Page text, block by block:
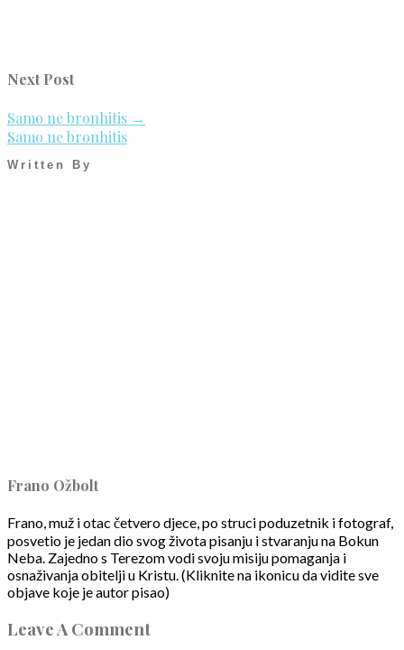
Next Post
Samo ne bronhitis →
Samo ne bronhitis
Written By
Frano Ožbolt
Frano, muž i otac četvero djece, po struci poduzetnik i fotograf,
posvetio je jedan dio svog života pisanju i stvaranju na Bokun
Neba. Zajedno s Terezom vodi svoju misiju pomaganja i
osnaživanja obitelji u Kristu. (Kliknite na ikonicu da vidite sve
objave koje je autor pisao)
Leave A Comment